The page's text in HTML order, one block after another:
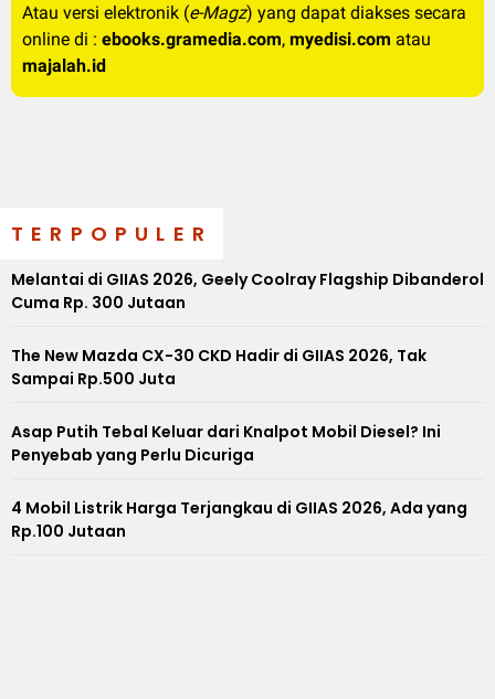
Atau versi elektronik (e-Magz) yang dapat diakses secara
online di : ebooks.gramedia.com, myedisi.com atau
majalah.id
TERPOPULER
Melantai di GIIAS 2026, Geely Coolray Flagship Dibanderol
Cuma Rp. 300 Jutaan
The New Mazda CX-30 CKD Hadir di GIIAS 2026, Tak
Sampai Rp.500 Juta
Asap Putih Tebal Keluar dari Knalpot Mobil Diesel? Ini
Penyebab yang Perlu Dicuriga
4 Mobil Listrik Harga Terjangkau di GIIAS 2026, Ada yang
Rp.100 Jutaan